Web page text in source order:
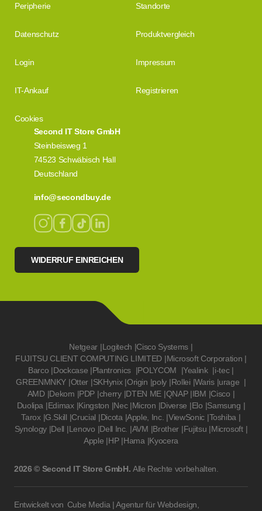
Second IT Store GmbH
Steinbeisweg 1
74523 Schwäbisch Hall
Deutschland
info@secondbuy.de
WIDERRUF EINREICHEN
Peripherie Standorte
Datenschutz Produktvergleich
Login Impressum
IT-Ankauf Registrieren
Cookies
Netgear |Logitech |Cisco Systems |
FUJITSU CLIENT COMPUTING LIMITED |Microsoft Corporation |
Barco |Dockcase |Plantronics |POLYCOM |Yealink |i-tec |
GREENMNKY |Otter |SKHynix |Origin |poly |Rollei |Waris |urage |
AMD |Dekom |PDP |cherry |DTEN ME |QNAP |IBM |Cisco |
Duolipa |Edimax |Kingston |Nec |Micron |Diverse |Elo |Samsung |
Tarox |G.Skill |Crucial |Dicota |Apple, Inc. |ViewSonic |Toshiba |
Synology |Dell |Lenovo |Dell Inc. |AVM |Brother |Fujitsu |Microsoft |
Apple |HP |Hama |Kyocera
2026 © Second IT Store GmbH. Alle Rechte vorbehalten.
Entwickelt von Cube Media | Agentur für Webdesign,